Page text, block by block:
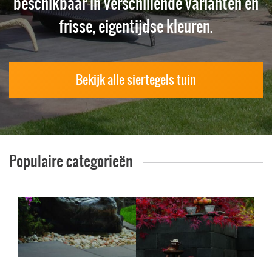
frisse, eigentijdse kleuren.
Bekijk alle siertegels tuin
Populaire categorieën